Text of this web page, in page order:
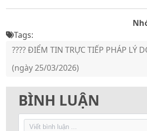
Tags:
???? ĐIỂM TIN TRỰC TIẾP PHÁP LÝ
(ngày 25/03/2026)
BÌNH LUẬN